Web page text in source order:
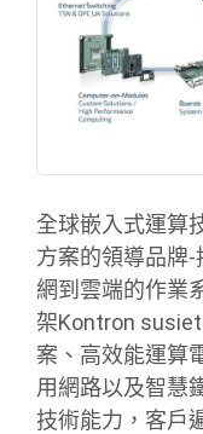
全球嵌入式運算
方案的領導品牌
網到雲端的作業
架Kontron
案、高效能運算
用網路以及智慧
技術能力，客戶